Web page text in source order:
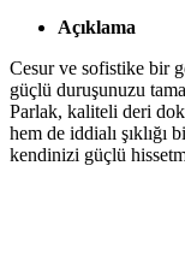
Açıklama
Cesur ve sofistike bir
güçlü duruşunuzu
Parlak, kaliteli deri
hem de iddialı şıklığı
kendinizi güçlü